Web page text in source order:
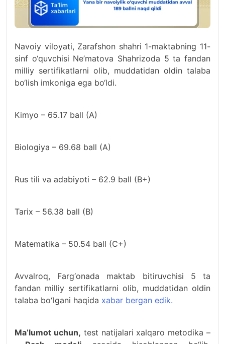
Navoiy viloyati, Zarafshon shahri 1-maktabning 11-
sinf o‘quvchisi Ne’matova Shahrizoda 5 ta fandan
milliy sertifikatlarni olib, muddatidan oldin talaba
bo‘lish imkoniga ega bo‘ldi.
Kimyo – 65.17 ball (A)
Biologiya – 69.68 ball (A)
Rus tili va adabiyoti – 62.9 ball (B+)
Tarix – 56.38 ball (B)
Matematika – 50.54 ball (C+)
Avvalroq, Farg‘onada maktab bitiruvchisi 5 ta
fandan milliy sertifikatlarni olib, muddatidan oldin
talaba boʻlgani haqida xabar bergan edik.
Ma’lumot uchun, test natijalari xalqaro metodika –